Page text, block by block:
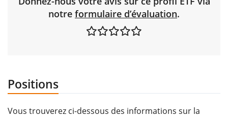
notre formulaire d’évaluation.
Positions
Vous trouverez ci-dessous des informations sur la